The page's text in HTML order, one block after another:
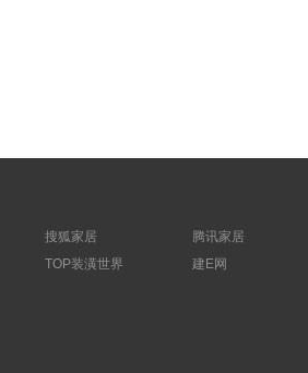
搜狐家居 腾讯家居
TOP装潢世界 建E网